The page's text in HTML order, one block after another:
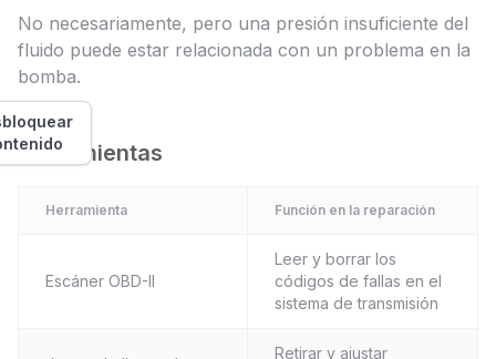
No necesariamente, pero una presión insuficiente del
fluido puede estar relacionada con un problema en la
bomba.
Herramientas
Herramienta Función en la reparación
Escáner OBD-II
Leer y borrar los
códigos de fallas en el
sistema de transmisión
Retirar y ajustar